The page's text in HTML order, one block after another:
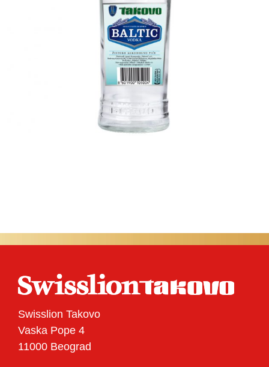
Swisslion Takovo
Vaska Pope 4
11000 Beograd